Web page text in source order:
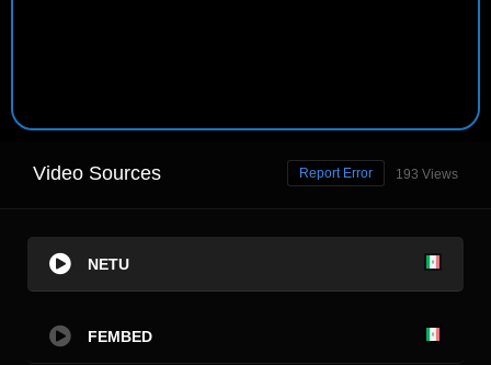
Video Sources 193 Views
Report Error
NETU
FEMBED